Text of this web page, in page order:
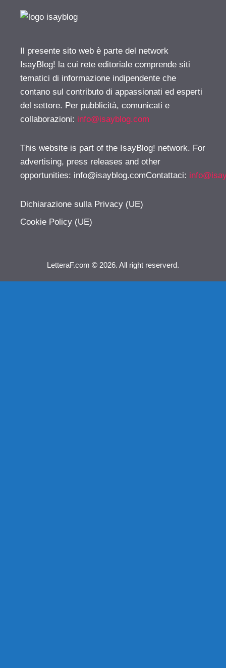
Il presente sito web è parte del network
IsayBlog! la cui rete editoriale comprende siti
tematici di informazione indipendente che
contano sul contributo di appassionati ed esperti
del settore. Per pubblicità, comunicati e
collaborazioni: info@isayblog.com
This website is part of the IsayBlog! network. For
advertising, press releases and other
opportunities: info@isayblog.comContattaci:
Dichiarazione sulla Privacy (UE)
Cookie Policy (UE)
LetteraF.com © 2026. All right reserverd.